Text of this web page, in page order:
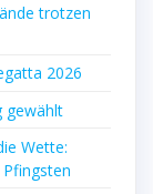
trotzen
2026
gewählt
Wette: